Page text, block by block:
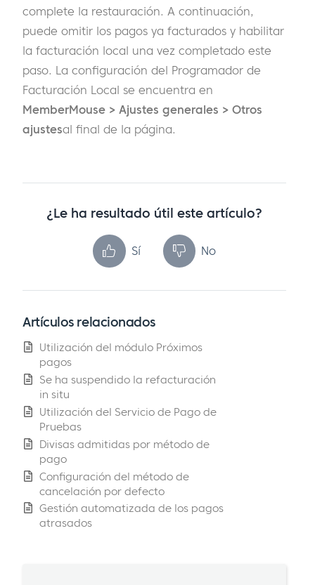
complete la restauración. A continuación,
puede omitir los pagos ya facturados y habilitar
la facturación local una vez completado este
paso. La configuración del Programador de
Facturación Local se encuentra en
MemberMouse > Ajustes generales > Otros
ajustesal final de la página.
¿Le ha resultado útil este artículo?
Sí No
Artículos relacionados
Utilización del módulo Próximos
pagos
Se ha suspendido la refacturación
in situ
Utilización del Servicio de Pago de
Pruebas
Divisas admitidas por método de
pago
Configuración del método de
cancelación por defecto
Gestión automatizada de los pagos
atrasados